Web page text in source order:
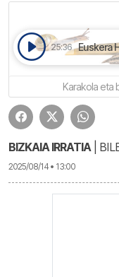
25:36 Euskera
Karakola eta
BIZKAIA IRRATIA |
2025/08/14 • 13:00